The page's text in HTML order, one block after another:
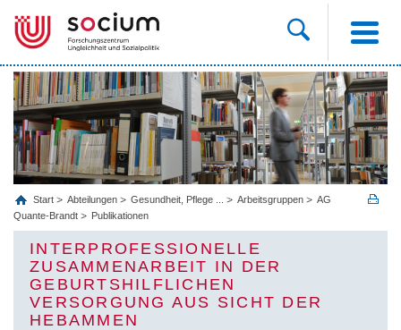
Start Abteilungen Gesundheit, Pflege ... Arbeitsgruppen
AG
Quante-Brandt
Publikationen
INTERPROFESSIONELLE
ZUSAMMENARBEIT IN DER
GEBURTSHILFLICHEN
VERSORGUNG AUS SICHT DER
HEBAMMEN